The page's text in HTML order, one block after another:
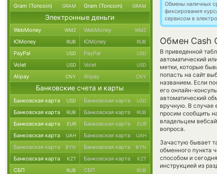
Обмены наличных
фиксирования
сервисом в
Обмен Cash
В приведенной
автоматический
метки, которые
попасть на сайт
названием. Если
его онлайн-
автоматический
вручную. В случае
просим сообщить
владельцем
вопроса.
Зачастую бывает
обменного пункта
способом и
инструкцией из
Gram (Toncoin) GRAM Gram (Toncoin) GRAM
Электронные деньги
WebMoney WMZ WebMoney WMZ
ЮMoney RUB ЮMoney RUB
PayPal USD PayPal USD
Volet USD Volet USD
Alipay CNY Alipay CNY
Банковские счета и карты
Банковская карта USD Банковская карта USD
Банковская карта RUB Банковская карта RUB
Банковская карта EUR Банковская карта EUR
Банковская карта UAH Банковская карта UAH
Банковская карта BYN Банковская карта BYN
Банковская карта KZT Банковская карта KZT
СБП RUB СБП RUB